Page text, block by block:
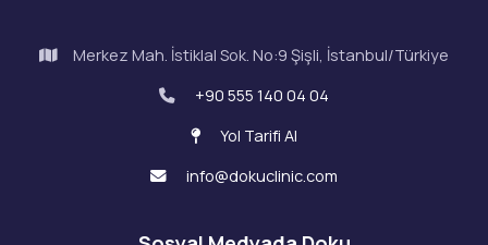
Merkez Mah. İstiklal Sok. No:9 Şişli, İstanbul/Türkiye
+90 555 140 04 04
Yol Tarifi Al
info@dokuclinic.com